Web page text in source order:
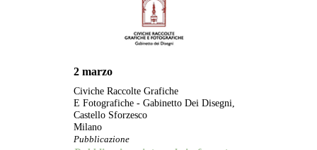
2 marzo
Civiche Raccolte Grafiche
E Fotografiche - Gabinetto Dei Disegni,
Castello Sforzesco
Milano
Pubblicazione